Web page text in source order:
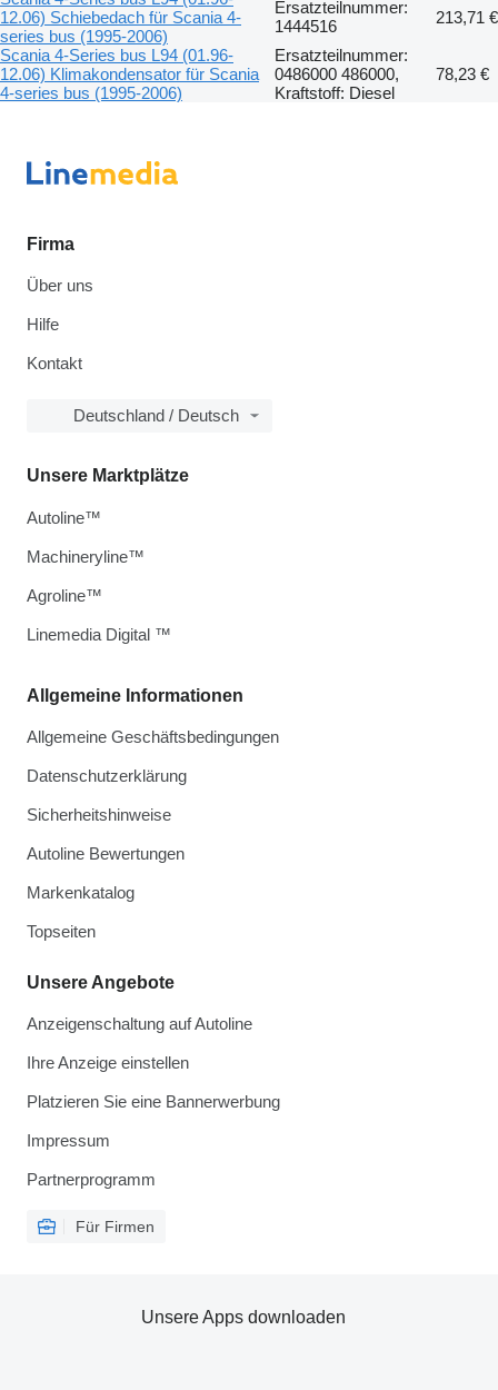
12.06) Schiebedach für Scania 4-
series bus (1995-2006)
Ersatzteilnummer:
1444516
213,71 €
Scania 4-Series bus L94 (01.96-
12.06) Klimakondensator für Scania
4-series bus (1995-2006)
Ersatzteilnummer:
0486000 486000,
Kraftstoff: Diesel
78,23 €
Firma
Über uns
Hilfe
Kontakt
Deutschland / Deutsch
Allgemeine Informationen
Allgemeine Geschäftsbedingungen
Datenschutzerklärung
Sicherheitshinweise
Autoline Bewertungen
Markenkatalog
Topseiten
Unsere Angebote
Anzeigenschaltung auf Autoline
Ihre Anzeige einstellen
Platzieren Sie eine Bannerwerbung
Impressum
Partnerprogramm
Für Firmen
Unsere Marktplätze
Autoline™
Machineryline™
Agroline™
Linemedia Digital ™
Unsere Apps downloaden